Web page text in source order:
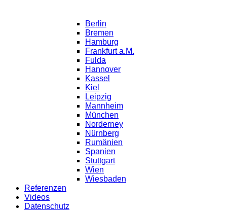
Berlin
Bremen
Hamburg
Frankfurt a.M.
Fulda
Hannover
Kassel
Kiel
Leipzig
Mannheim
München
Norderney
Nürnberg
Rumänien
Spanien
Stuttgart
Wien
Wiesbaden
Referenzen
Videos
Datenschutz